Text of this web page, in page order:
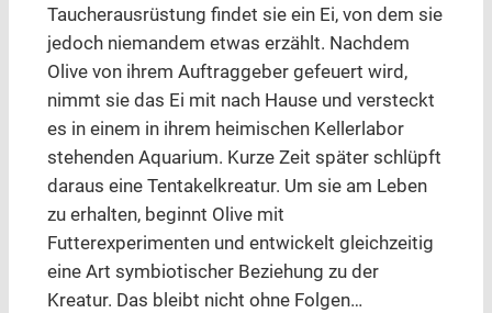
Taucherausrüstung findet sie ein Ei, von dem sie
jedoch niemandem etwas erzählt. Nachdem
Olive von ihrem Auftraggeber gefeuert wird,
nimmt sie das Ei mit nach Hause und versteckt
es in einem in ihrem heimischen Kellerlabor
stehenden Aquarium. Kurze Zeit später schlüpft
daraus eine Tentakelkreatur. Um sie am Leben
zu erhalten, beginnt Olive mit
Futterexperimenten und entwickelt gleichzeitig
eine Art symbiotischer Beziehung zu der
Kreatur. Das bleibt nicht ohne Folgen…